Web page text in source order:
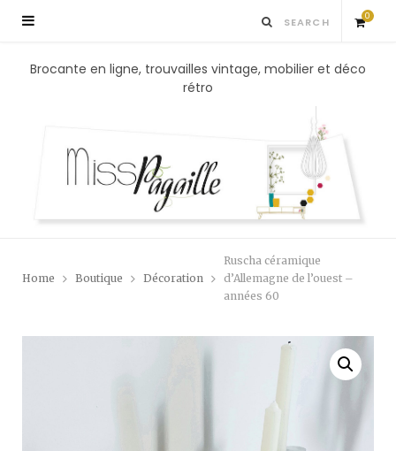
0
S
p
g
Brocante en ligne, trouvailles vintage, mobilier et déco
rétro
Home Boutique Décoration
Ruscha céramique
d’Allemagne de l’ouest –
années 60